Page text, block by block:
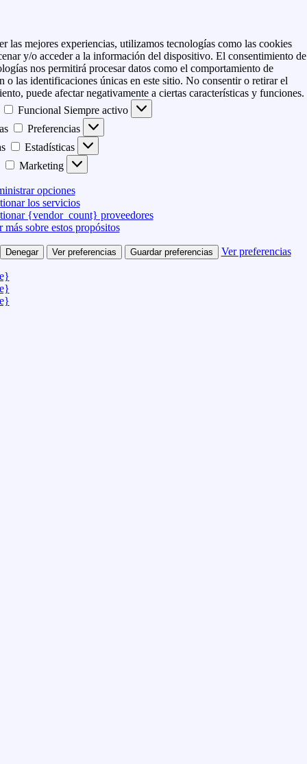
las mejores experiencias, utilizamos tecnologías como las cookies
y/o acceder a la información del dispositivo. El consentimiento de
nos permitirá procesar datos como el comportamiento de
o las identificaciones únicas en este sitio. No consentir o retirar el
puede afectar negativamente a ciertas características y funciones.
Funcional Siempre activo
Preferencias
Estadísticas
Marketing
opciones
los servicios
{vendor_count} proveedores
más sobre estos propósitos
Denegar Ver preferencias Guardar preferencias Ver preferencias